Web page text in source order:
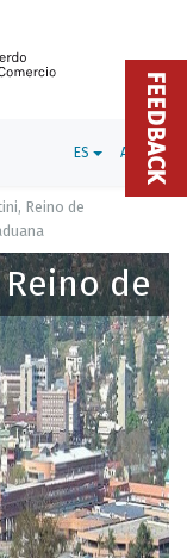
ES ADMIN
Reino de
de
FEEDBACK